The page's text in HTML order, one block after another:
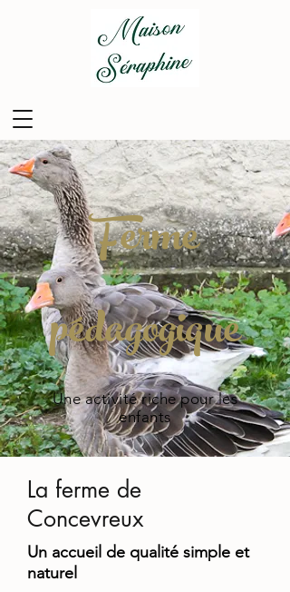
Ferme
pédagogique
Une activité riche pour les
enfants
La ferme de
Concevreux
Un accueil de qualité simple et
naturel